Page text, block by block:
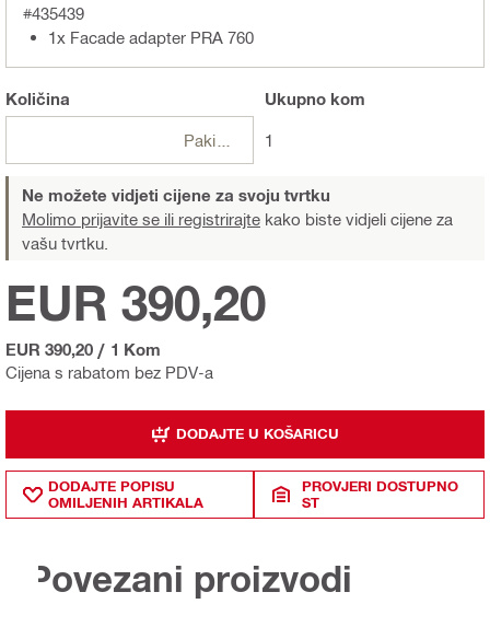
#435439
1x Facade adapter PRA 760
Količina Ukupnokom
1
Ne možete vidjeti cijene za svoju tvrtku
Molimo prijavite se ili registrirajte kako biste vidjeli cijene za
vašu tvrtku.
Cijena s rabatom bez PDV-a
EUR 390,20
EUR 390,20 / 1 Kom
DODAJTE U KOŠARICU
DODAJTE POPISU
OMILJENIH ARTIKALA
PROVJERI DOSTUPNO
ST
Povezani proizvodi